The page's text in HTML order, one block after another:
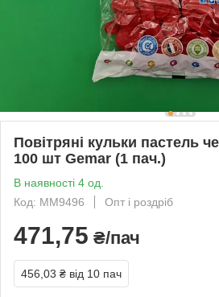
Повітряні кульки пастель
100 шт Gemar (1 пач.)
В наявності 4 од.
Код: ММ9496
Опт і роздріб
471,75 ₴/пач
456,03 ₴ від 10 пач